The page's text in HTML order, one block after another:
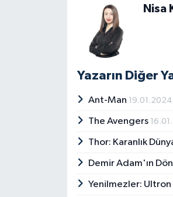
Nisa
Yazarın Diğer
Ant-Man 19.01.2024
The Avengers
Thor: Karanlık
Demir Adam'ın
Yenilmezler: Ultron